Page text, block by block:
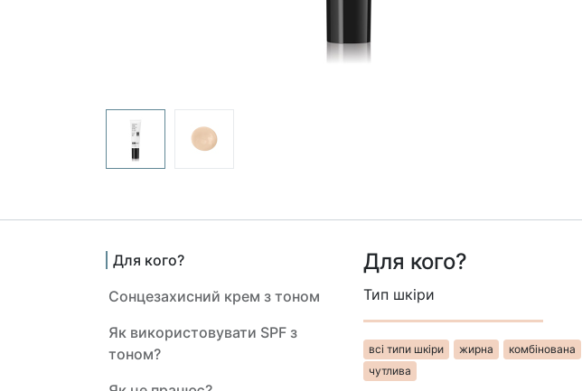
Для кого?
Сонцезахисний крем з тоном
Як використовувати SPF з
тоном?
Для кого?
Тип шкіри
всі типи шкі​​​​ри​​ жир​​на​​ комбінована
чутлива​​